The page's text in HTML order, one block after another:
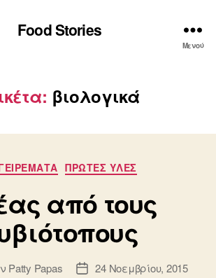
Food Stories
Μενού
βιολογικά
Κατηγορίες
ΠΡΩΤΕΣ ΥΛΕΣ
από τους
Patty Papas
Ημ.24 Νοεμβρίου, 2015